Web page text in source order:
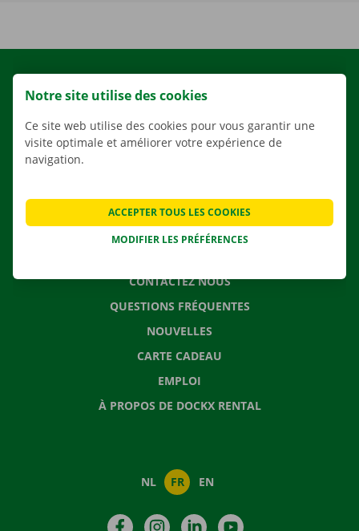
NOS VÉHICULES
NOS SERVICES
SOLUTIONS DE DÉMÉNAGEMENT
CONTACTEZ NOUS
QUESTIONS FRÉQUENTES
NOUVELLES
CARTE CADEAU
EMPLOI
À PROPOS DE DOCKX RENTAL
NL FR EN
FacebookInstagramLinkedIn
Notre site utilise des cookies
Ce site web utilise des cookies pour vous garantir une
visite optimale et améliorer votre expérience de
navigation.
MODIFIER LES PRÉFÉRENCES
ACCEPTER TOUS LES COOKIES